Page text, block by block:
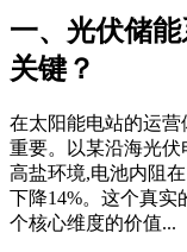
一、光伏储
关键？
在太阳能电站的运
重要。以某沿海光
高盐环境,电池内阻
下降14%。这个真实
个核心维度的价值...